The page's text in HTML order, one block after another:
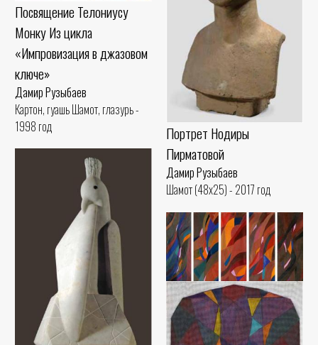
Портрет Нодиры
Пирматовой
Дамир Рузыбаев
Шамот (48x25) - 2017 год
Посвящение Телониусу
Монку Из цикла
«Импровизация в джазовом
ключе»
Дамир Рузыбаев
Картон, гуашь Шамот, глазурь -
1998 год
Маршрут поезда А
Дамир Рузыбаев
Холст, масло (170x27) - 2015 год